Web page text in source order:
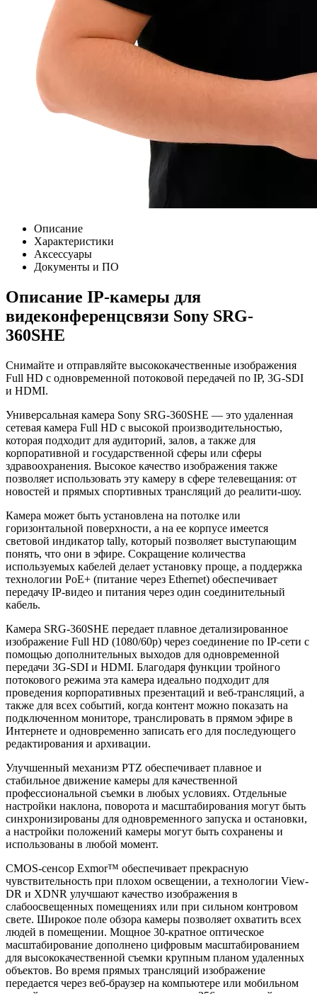
Описание
Характеристики
Аксессуары
Документы и ПО
Описание IP-камеры для
видеконференцсвязи Sony SRG-
360SHE
Снимайте и отправляйте высококачественные изображения
Full HD с одновременной потоковой передачей по IP, 3G-SDI
и HDMI.
Универсальная камера Sony SRG-360SHE — это удаленная
сетевая камера Full HD с высокой производительностью,
которая подходит для аудиторий, залов, а также для
корпоративной и государственной сферы или сферы
здравоохранения. Высокое качество изображения также
позволяет использовать эту камеру в сфере телевещания: от
новостей и прямых спортивных трансляций до реалити-шоу.
Камера может быть установлена на потолке или
горизонтальной поверхности, а на ее корпусе имеется
световой индикатор tally, который позволяет выступающим
понять, что они в эфире. Сокращение количества
используемых кабелей делает установку проще, а поддержка
технологии PoE+ (питание через Ethernet) обеспечивает
передачу IP-видео и питания через один соединительный
кабель.
Камера SRG-360SHE передает плавное детализированное
изображение Full HD (1080/60p) через соединение по IP-сети с
помощью дополнительных выходов для одновременной
передачи 3G-SDI и HDMI. Благодаря функции тройного
потокового режима эта камера идеально подходит для
проведения корпоративных презентаций и веб-трансляций, а
также для всех событий, когда контент можно показать на
подключенном мониторе, транслировать в прямом эфире в
Интернете и одновременно записать его для последующего
редактирования и архивации.
Улучшенный механизм PTZ обеспечивает плавное и
стабильное движение камеры для качественной
профессиональной съемки в любых условиях. Отдельные
настройки наклона, поворота и масштабирования могут быть
синхронизированы для одновременного запуска и остановки,
а настройки положений камеры могут быть сохранены и
использованы в любой момент.
CMOS-сенсор Exmor™ обеспечивает прекрасную
чувствительность при плохом освещении, а технологии View-
DR и XDNR улучшают качество изображения в
слабоосвещенных помещениях или при сильном контровом
свете. Широкое поле обзора камеры позволяет охватить всех
людей в помещении. Мощное 30-кратное оптическое
масштабирование дополнено цифровым масштабированием
для высококачественной съемки крупным планом удаленных
объектов. Во время прямых трансляций изображение
передается через веб-браузер на компьютере или мобильном